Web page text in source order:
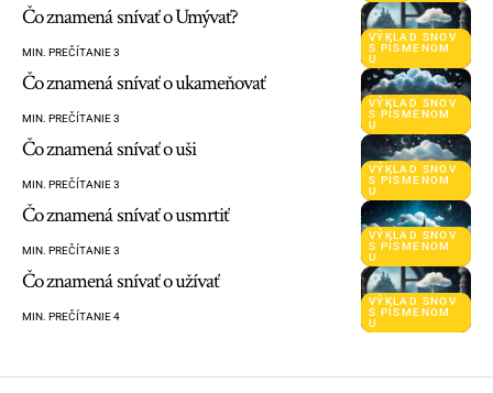
VÝKLAD SNOV
S PÍSMENOM
U
Čo znamená snívať o Umývať?
MIN. PREČÍTANIE 3
VÝKLAD SNOV
S PÍSMENOM
U
Čo znamená snívať o ukameňovať
MIN. PREČÍTANIE 3
VÝKLAD SNOV
S PÍSMENOM
U
Čo znamená snívať o uši
MIN. PREČÍTANIE 3
VÝKLAD SNOV
S PÍSMENOM
U
Čo znamená snívať o usmrtiť
MIN. PREČÍTANIE 3
VÝKLAD SNOV
S PÍSMENOM
U
Čo znamená snívať o užívať
MIN. PREČÍTANIE 4